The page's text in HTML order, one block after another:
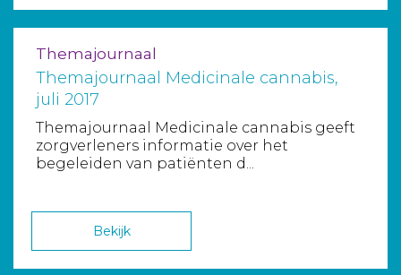
Themajournaal
Themajournaal Medicinale cannabis,
juli 2017
Themajournaal Medicinale cannabis geeft
zorgverleners informatie over het
begeleiden van patiënten d...
Bekijk